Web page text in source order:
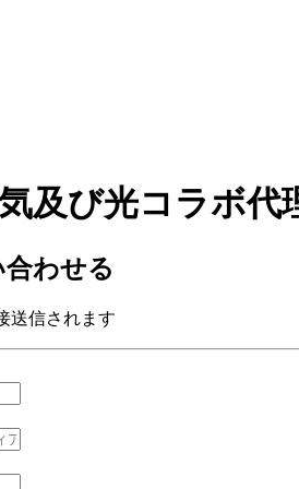
及び光コラボ代
わせる
送信されます